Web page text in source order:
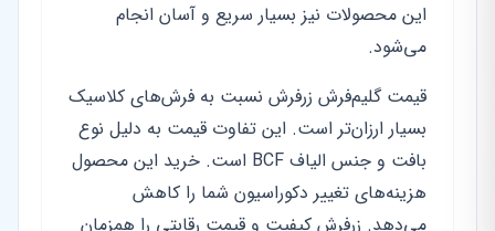
این محصولات نیز بسیار سریع و آسان انجام
می‌شود.
قیمت گلیم‌فرش زرفرش نسبت به فرش‌های کلاسیک
بسیار ارزان‌تر است. این تفاوت قیمت به دلیل نوع
بافت و جنس الیاف BCF است. خرید این محصول
هزینه‌های تغییر دکوراسیون شما را کاهش
می‌دهد. زرفرش کیفیت و قیمت رقابتی را همزمان